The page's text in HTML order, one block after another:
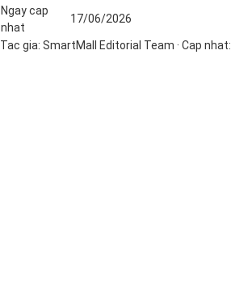
Ngay cap
nhat
17/06/2026
Tac gia: SmartMall Editorial Team · Cap nhat: